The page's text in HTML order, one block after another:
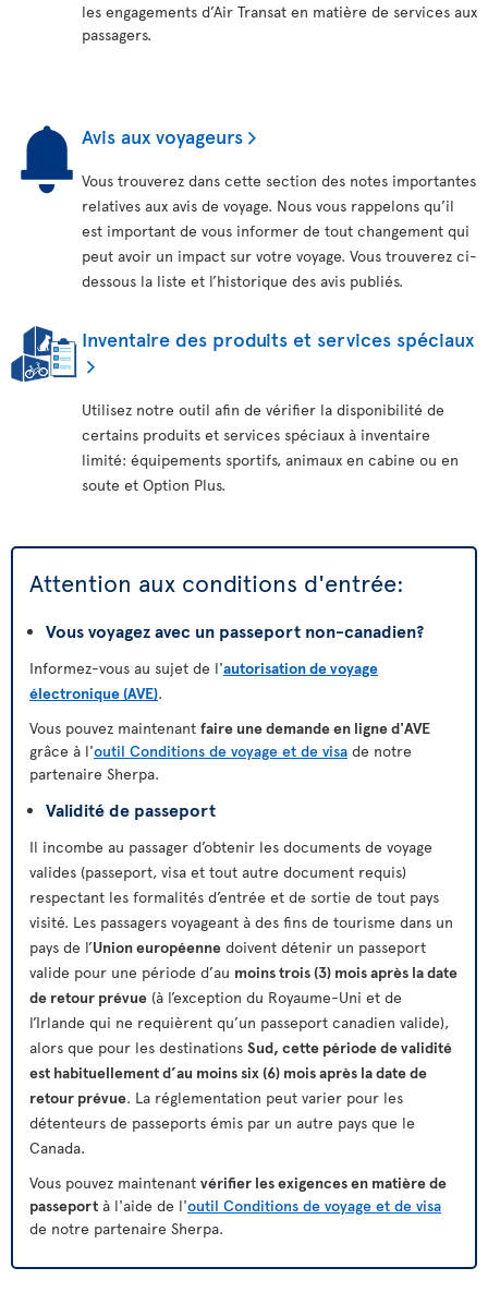
les engagements d’Air Transat en matière de services aux
passagers.
Avis aux voyageurs
Vous trouverez dans cette section des notes importantes
relatives aux avis de voyage. Nous vous rappelons qu’il
est important de vous informer de tout changement qui
peut avoir un impact sur votre voyage. Vous trouverez ci-
dessous la liste et l’historique des avis publiés.
Inventaire des produits et services spéciaux
Utilisez notre outil afin de vérifier la disponibilité de
certains produits et services spéciaux à inventaire
limité: équipements sportifs, animaux en cabine ou en
soute et Option Plus.
Attention aux conditions d'entrée:
Vous voyagez avec un passeport non-canadien?
Informez-vous au sujet de l'autorisation de voyage
électronique (AVE).
Vous pouvez maintenant faire une demande en ligne d'AVE
grâce à l'outil Conditions de voyage et de visa
partenaire Sherpa.
Validité de passeport
Il incombe au passager d’obtenir les documents de voyage
valides (passeport, visa et tout autre document requis)
respectant les formalités d’entrée et de sortie de tout pays
visité. Les passagers voyageant à des fins de tourisme dans un
pays de l’Union européenne doivent détenir un passeport
valide pour une période d’au moins trois (3) mois après la date
de retour prévue (à l’exception du Royaume-Uni et de
l’Irlande qui ne requièrent qu’un passeport canadien valide),
alors que pour les destinations Sud, cette période de validité
est habituellement d’au moins six (6) mois après la date de
retour prévue. La réglementation peut varier pour les
détenteurs de passeports émis par un autre pays que le
Canada.
Vous pouvez maintenant vérifier les exigences en matière de
passeport à l'aide de l'outil Conditions de voyage et de visa
de notre partenaire Sherpa.